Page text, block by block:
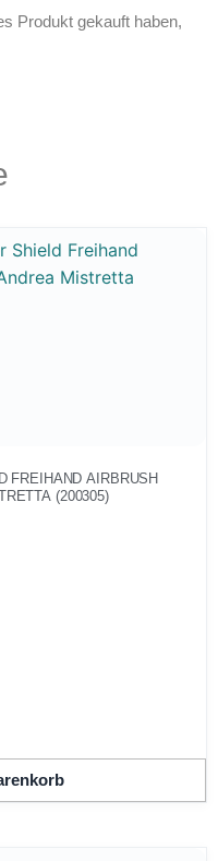
Produkt gekauft haben,
FREIHAND AIRBRUSH
(200305)